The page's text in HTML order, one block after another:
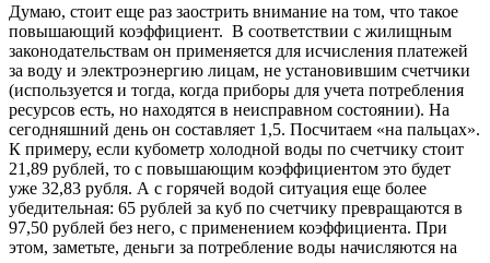
Думаю, стоит еще раз заострить внимание на том, что такое
повышающий коэффициент. В соответствии с жилищным
законодательствам он применяется для исчисления платежей
за воду и электроэнергию лицам, не установившим счетчики
(используется и тогда, когда приборы для учета потребления
ресурсов есть, но находятся в неисправном состоянии). На
сегодняшний день он составляет 1,5. Посчитаем «на пальцах».
К примеру, если кубометр холодной воды по счетчику стоит
21,89 рублей, то с повышающим коэффициентом это будет
уже 32,83 рубля. А с горячей водой ситуация еще более
убедительная: 65 рублей за куб по счетчику превращаются в
97,50 рублей без него, с применением коэффициента. При
этом, заметьте, деньги за потребление воды начисляются на